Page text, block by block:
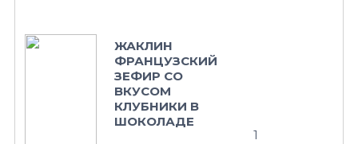
ЖАКЛИН
ФРАНЦУЗСКИЙ
ЗЕФИР СО
ВКУСОМ
КЛУБНИКИ В
ШОКОЛАДЕ
1